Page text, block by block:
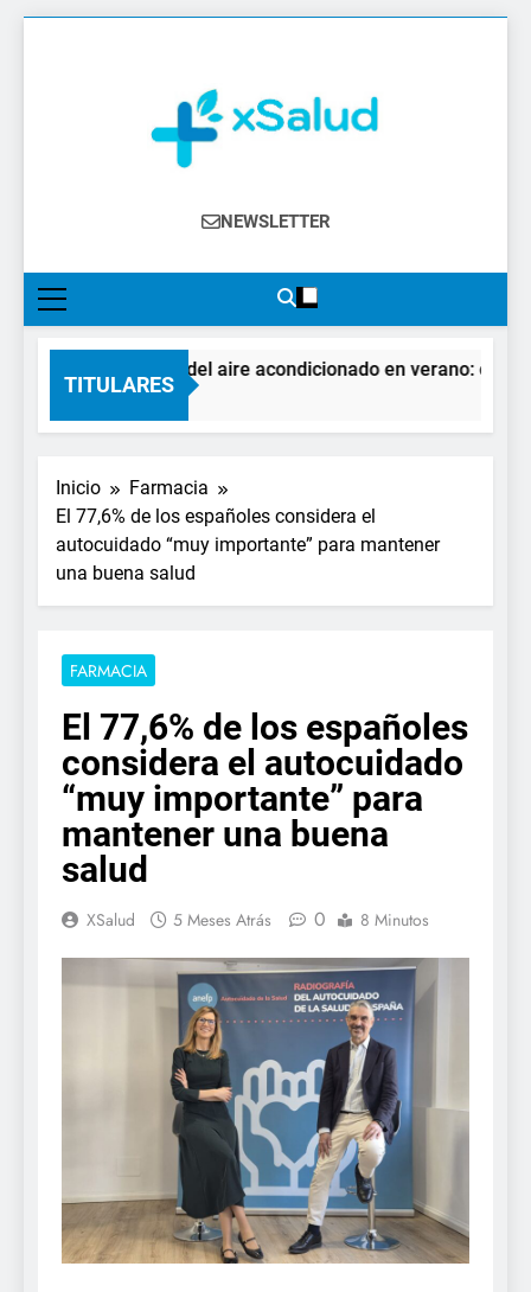
XSalud
Noticias Del Sector Salud. Congresos Y
Farmacéutica, Atención Primaria,
Especialistas, Farmacia, Etc…
NEWSLETTER
TITULARES
El impacto del aire acondicionado en verano:
1 Día Atrás
Inicio
Farmacia
El 77,6% de los españoles considera el
autocuidado “muy importante” para mantener
una buena salud
FARMACIA
El 77,6% de los españoles
considera el autocuidado
“muy importante” para
mantener una buena
salud
XSalud 5 Meses Atrás 0 8 Minutos